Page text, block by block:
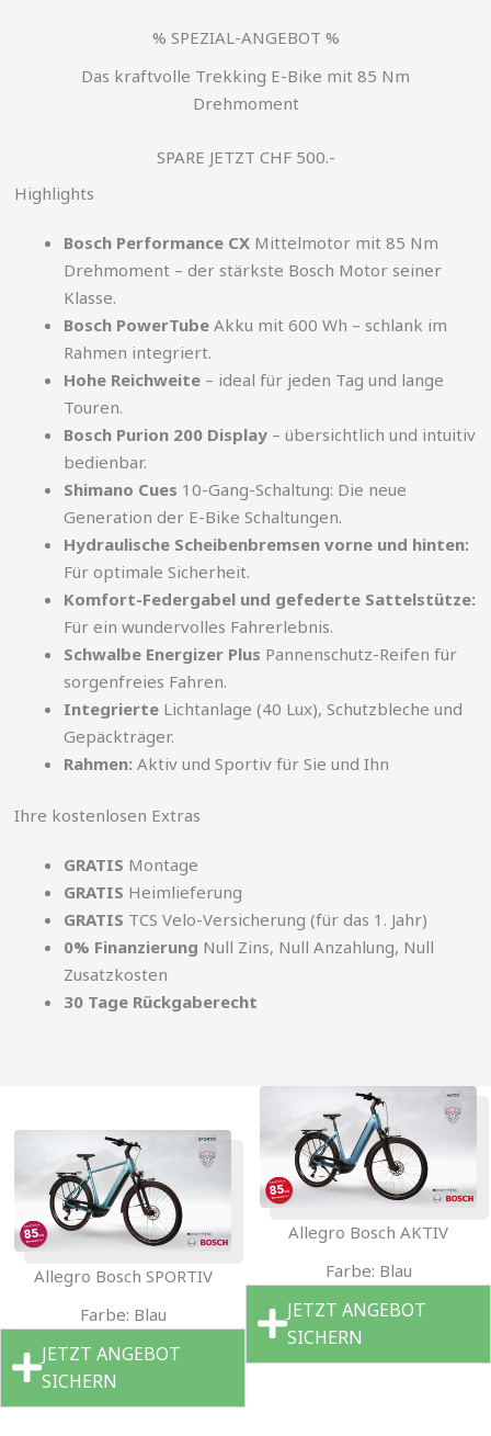
% SPEZIAL-ANGEBOT %
Das kraftvolle Trekking E-Bike mit 85 Nm
Drehmoment
SPARE JETZT CHF 500.-
Highlights
Bosch Performance CX Mittelmotor mit 85 Nm
Drehmoment – der stärkste Bosch Motor seiner
Klasse.
Bosch PowerTube Akku mit 600 Wh – schlank im
Rahmen integriert.
Hohe Reichweite – ideal für jeden Tag und lange
Touren.
Bosch Purion 200 Display – übersichtlich und intuitiv
bedienbar.
Shimano Cues 10-Gang-Schaltung: Die neue
Generation der E-Bike Schaltungen.
Hydraulische Scheibenbremsen vorne und hinten:
Für optimale Sicherheit.
Komfort-Federgabel und gefederte Sattelstütze:
Für ein wundervolles Fahrerlebnis.
Schwalbe Energizer Plus Pannenschutz-Reifen für
sorgenfreies Fahren.
Integrierte Lichtanlage (40 Lux), Schutzbleche und
Gepäckträger.
Rahmen: Aktiv und Sportiv für Sie und Ihn
Ihre kostenlosen Extras
GRATIS Montage
GRATIS Heimlieferung
GRATIS TCS Velo-Versicherung (für das 1. Jahr)
0% Finanzierung Null Zins, Null Anzahlung, Null
Zusatzkosten
30 Tage Rückgaberecht
Allegro Bosch SPORTIV
Farbe: Blau
JETZT ANGEBOT
SICHERN
Allegro Bosch AKTIV
Farbe: Blau
JETZT ANGEBOT
SICHERN